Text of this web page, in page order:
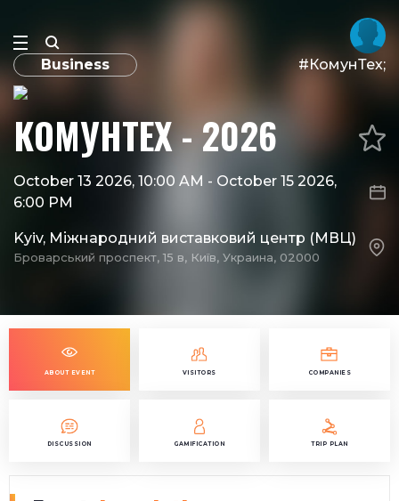
Business #КомунТех;
КОМУНТЕХ - 2026
October 13 2026, 10:00 AM - October 15 2026,
6:00 PM
Kyiv, Міжнародний виставковий центр (МВЦ)
Броварський проспект, 15 в, Київ, Украина, 02000
ABOUT EVENT VISITORS COMPANIES
DISCUSSION GAMIFICATION TRIP PLAN